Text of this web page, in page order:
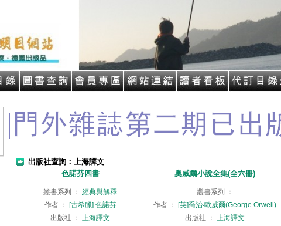
出版社查詢：上海譯文
色諾芬四書
叢書系列 ： 經典與解釋
作者
：
[古希臘] 色諾芬
出版社
： 上海譯文
奧威爾小說全集(全六冊)
叢書系列
：
作者 ：
[英]喬治‧歐威爾(George Orwell)
出版社
： 上海譯文